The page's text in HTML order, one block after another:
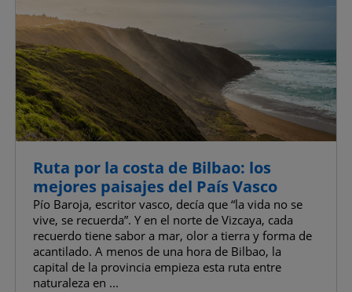
Ruta por la costa de Bilbao: los
mejores paisajes del País Vasco
Pío Baroja, escritor vasco, decía que “la vida no se
vive, se recuerda”. Y en el norte de Vizcaya, cada
recuerdo tiene sabor a mar, olor a tierra y forma de
acantilado. A menos de una hora de Bilbao, la
capital de la provincia empieza esta ruta entre
naturaleza en ...